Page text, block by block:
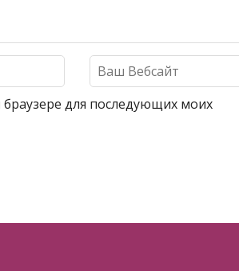
для последующих моих